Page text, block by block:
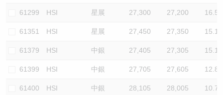
61299 HSI 星展 27,300 27,200 16.5
61351 HSI 星展 27,450 27,350 15.1
61379 HSI 中銀 27,405 27,305 15.1
61399 HSI 中銀 27,705 27,605 12.8
61400 HSI 中銀 28,105 28,005 10.7